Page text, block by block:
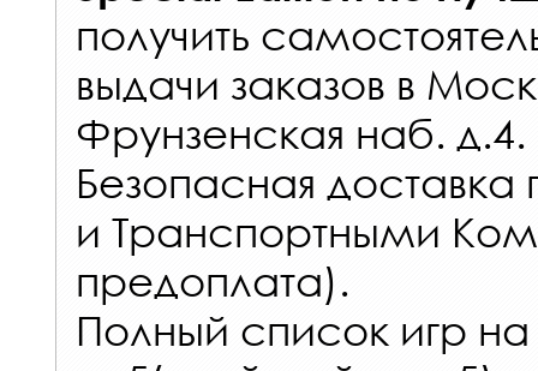
получить
выдачи заказов в
Фрунзенская наб. д.4.
Безопасная
и Транспортными
предоплата).
Полный список игр на